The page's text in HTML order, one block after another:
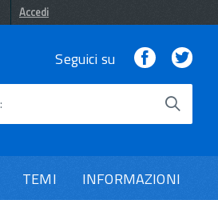
Accedi
Seguici su Facebook
TEMI INFORMAZIONI